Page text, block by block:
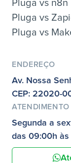
Pluga vs n8n
Pluga vs
Pluga vs
ENDEREÇO
Av. Nossa
CEP: 22020-
ATENDIMENTO
Segunda a
das 09:00h às